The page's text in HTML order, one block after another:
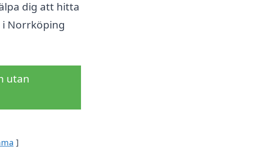
dig att hitta
Norrköping
utan